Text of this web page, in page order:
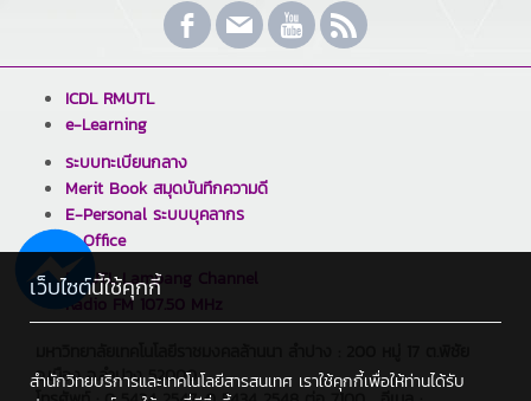
ICDL RMUTL
e-Learning
ระบบทะเบียนกลาง
Merit Book สมุดบันทึกความดี
E-Personal ระบบบุคลากร
E-Office
RMUTL Lampang Channel
Radio FM 107.50 MHz
อ.เมือง จ.ลำปาง 52000
เว็บไซต์นี้ใช้คุกกี้
สำนักวิทยบริการและเทคโนโลยีสารสนเทศ เราใช้คุกกี้เพื่อให้ท่านได้รับ